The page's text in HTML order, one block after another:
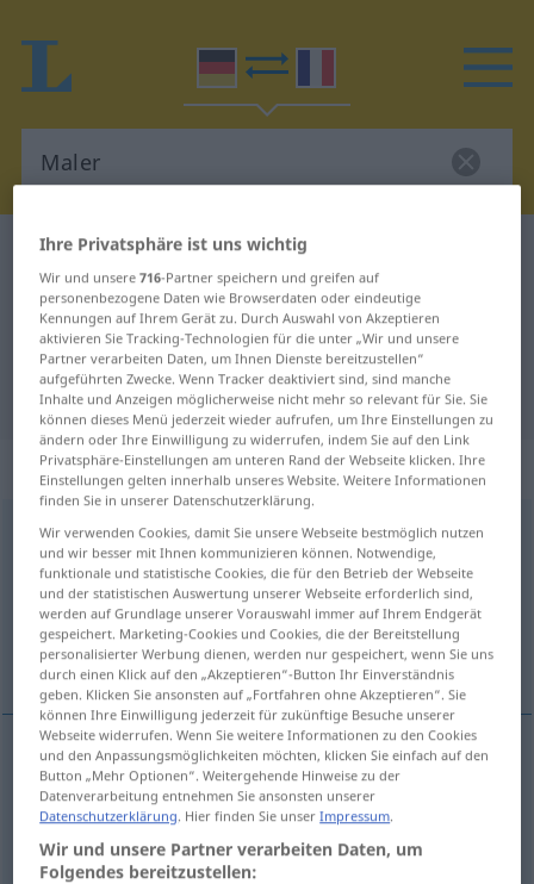
Deutsch-Französisch Wörterbuch
Deutsch-Französisch Übersetzung
für "Maler"
"Maler" Französisch Übersetzung
„Maler“: Maskulinum
Malerm <Malers;Maler>
Übersicht aller Übersetzungen
(Für mehr Details die Übersetzung anklicken/antippen)
peintre, peintre
peintrem Maler(≈ Anstreicher)
(artiste m) peintrem Künstler
Ihre Privatsphäre ist uns wichtig
Wir und unsere716-Partner speichern und greifen auf
personenbezogene Daten wie Browserdaten oder eindeutige
Kennungen auf Ihrem Gerät zu. Durch Auswahl von Akzeptieren
aktivieren Sie Tracking-Technologien für die unter „Wir und unsere
Partner verarbeiten Daten, um Ihnen Dienste bereitzustellen“
aufgeführten Zwecke. Wenn Tracker deaktiviert sind, sind manche
Inhalte und Anzeigen möglicherweise nicht mehr so relevant für Sie. Sie
können dieses Menü jederzeit wieder aufrufen, um Ihre Einstellungen zu
ändern oder Ihre Einwilligung zu widerrufen, indem Sie auf den Link
Privatsphäre-Einstellungen am unteren Rand der Webseite klicken. Ihre
Einstellungen gelten innerhalb unseres Website. Weitere Informationen
finden Sie in unserer Datenschutzerklärung.
Wir verwenden Cookies, damit Sie unsere Webseite bestmöglich nutzen
und wir besser mit Ihnen kommunizieren können. Notwendige,
funktionale und statistische Cookies, die für den Betrieb der Webseite
und der statistischen Auswertung unserer Webseite erforderlich sind,
werden auf Grundlage unserer Vorauswahl immer auf Ihrem Endgerät
gespeichert. Marketing-Cookies und Cookies, die der Bereitstellung
personalisierter Werbung dienen, werden nur gespeichert, wenn Sie uns
durch einen Klick auf den „Akzeptieren“-Button Ihr Einverständnis
geben. Klicken Sie ansonsten auf „Fortfahren ohne Akzeptieren“. Sie
können Ihre Einwilligung jederzeit für zukünftige Besuche unserer
Webseite widerrufen. Wenn Sie weitere Informationen zu den Cookies
und den Anpassungsmöglichkeiten möchten, klicken Sie einfach auf den
Button „Mehr Optionen“. Weitergehende Hinweise zu der
Datenverarbeitung entnehmen Sie ansonsten unserer
Datenschutzerklärung. Hier finden Sie unserImpressum.
Wir und unsere Partner verarbeiten Daten, um
Folgendes bereitzustellen: